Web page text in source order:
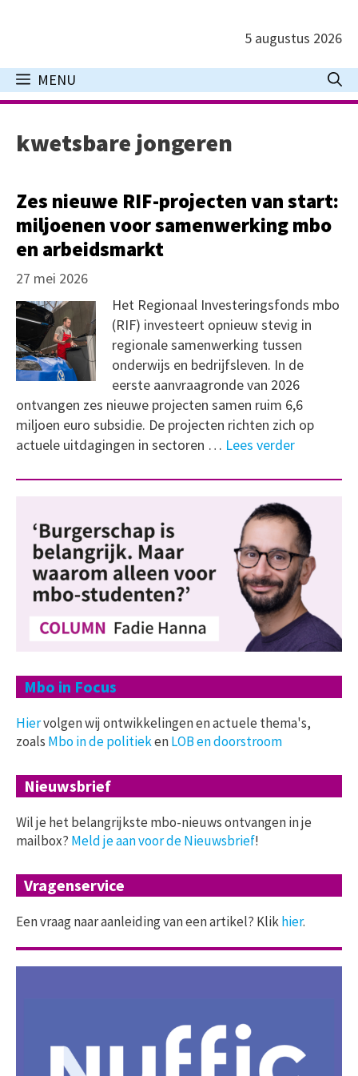
inhoud
5 augustus 2026
MENU
kwetsbare jongeren
Zes nieuwe RIF-projecten van start:
miljoenen voor samenwerking mbo
en arbeidsmarkt
27 mei 2026
Het Regionaal Investeringsfonds mbo
(RIF) investeert opnieuw stevig in
regionale samenwerking tussen
onderwijs en bedrijfsleven. In de
eerste aanvraagronde van 2026
ontvangen zes nieuwe projecten samen ruim 6,6
miljoen euro subsidie. De projecten richten zich op
actuele uitdagingen in sectoren … Lees verder
Mbo in Focus
Hiervolgen wij ontwikkelingen en actuele thema's,
zoals Mbo in de politiekenLOB en doorstroom
Nieuwsbrief
Wil je het belangrijkste mbo-nieuws ontvangen in je
mailbox? Meld je aan voor de Nieuwsbrief!
Vragenservice
Een vraag naar aanleiding van een artikel? Klikhier.